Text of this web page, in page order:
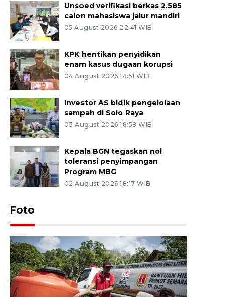
Unsoed verifikasi berkas 2.585
calon mahasiswa jalur mandiri
05 August 2026 22:41 WIB
KPK hentikan penyidikan
enam kasus dugaan korupsi
04 August 2026 14:51 WIB
Investor AS bidik pengelolaan
sampah di Solo Raya
03 August 2026 18:58 WIB
Kepala BGN tegaskan nol
toleransi penyimpangan
Program MBG
02 August 2026 18:17 WIB
Foto